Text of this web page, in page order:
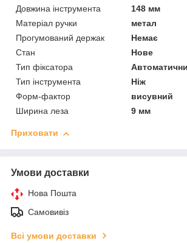
Довжина інструмента
148 мм
Матеріал ручки
метал
Прогумований держак
Немає
Стан
Нове
Тип фіксатора
Тип інструмента
Ніж
Форм-фактор
висувний
Ширина леза
9 мм
Приховати
Умови доставки
Нова Пошта
Самовивіз
Всі умови доставки